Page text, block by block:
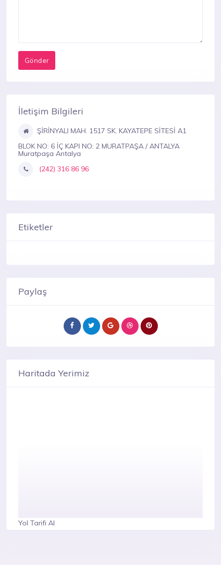
İletişim Bilgileri
ŞİRİNYALI MAH. 1517 SK. KAYATEPE SİTESİ A1
BLOK NO: 6 İÇ KAPI NO: 2 MURATPAŞA / ANTALYA
Muratpaşa Antalya
(242) 316 86 96
Etiketler
Paylaş
Haritada Yerimiz
Yol Tarifi Al